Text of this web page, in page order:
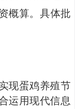
概算。具体批
现蛋鸡养殖节
运用现代信息